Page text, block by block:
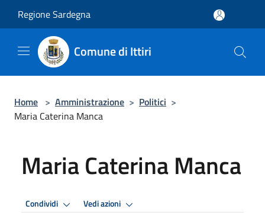
Regione Sardegna
Comune di Ittiri
Home > Amministrazione > Politici >
Maria Caterina Manca
Maria Caterina Manca
Condividi Vedi azioni